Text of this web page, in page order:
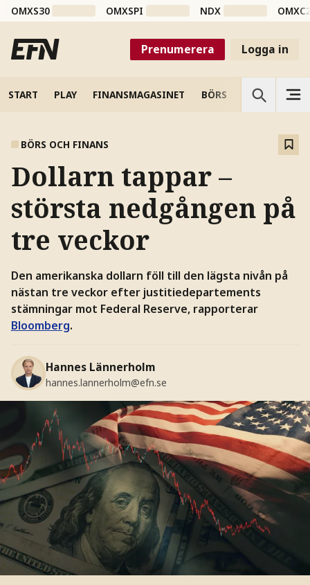
OMXS30 OMXSPI NDX
Prenumerera Logga in
START PLAY FINANSMAGASINET BÖRS VETENSKAP
BÖRS OCH FINANS
Dollarn tappar –
största nedgången på
tre veckor
Den amerikanska dollarn föll till den lägsta nivån på
nästan tre veckor efter justitiedepartements
stämningar mot Federal Reserve, rapporterar
Bloomberg.
Hannes Lännerholm
hannes.lannerholm@efn.se